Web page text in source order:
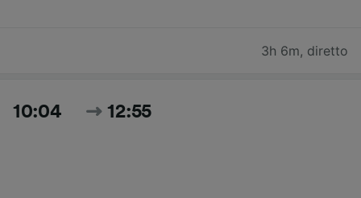
3h 6m, diretto
10:04 12:55